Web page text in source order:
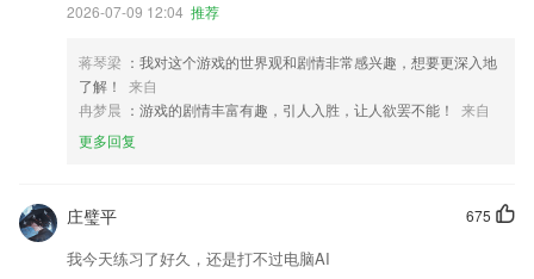
2026-07-09 12:04 推荐
蒋琴梁 ：我对这个游戏的世界观和剧情非常感兴趣，想要更深入地
了解！
来自
冉梦晨 ：游戏的剧情丰富有趣，引人入胜，让人欲罢不能！
来自
更多回复
675
庄璧平
我今天练习了好久，还是打不过电脑AI